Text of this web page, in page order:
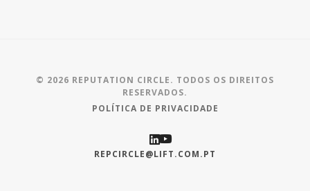
© 2026 REPUTATION CIRCLE. TODOS OS DIREITOS
RESERVADOS.
POLÍTICA DE PRIVACIDADE
REPCIRCLE@LIFT.COM.PT